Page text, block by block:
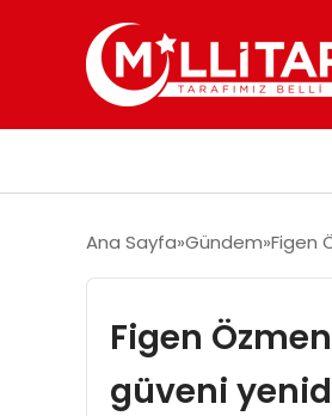
Ana Sayfa Gündem Figen
Figen
güveni